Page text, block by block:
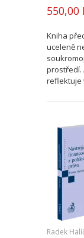
550,00
Kniha
uceleně
prostředí.
reflektuje
Radek